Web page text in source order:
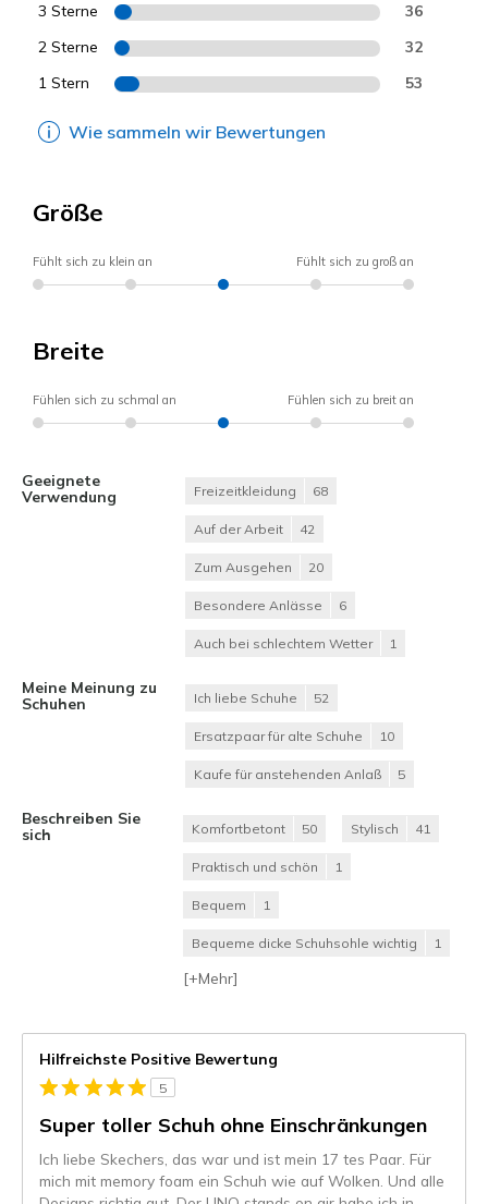
3 Sterne 36
2 Sterne 32
1 Stern 53
Wie sammeln wir Bewertungen
Größe
Fühlt sich zu klein an Fühlt sich zu groß an
Breite
Fühlen sich zu schmal an Fühlen sich zu breit an
Geeignete
Verwendung
Freizeitkleidung 68
Auf der Arbeit 42
Zum Ausgehen 20
Besondere Anlässe 6
Auch bei schlechtem Wetter 1
Meine Meinung zu
Schuhen
Ich liebe Schuhe 52
Ersatzpaar für alte Schuhe 10
Kaufe für anstehenden Anlaß 5
Beschreiben Sie
sich
Komfortbetont 50 Stylisch 41
Praktisch und schön 1
Bequem 1
Bequeme dicke Schuhsohle wichtig 1
[+Mehr]
Hilfreichste Positive Bewertung
5
Super toller Schuh ohne Einschränkungen
Ich liebe Skechers, das war und ist mein 17 tes Paar. Für
mich mit memory foam ein Schuh wie auf Wolken. Und alle